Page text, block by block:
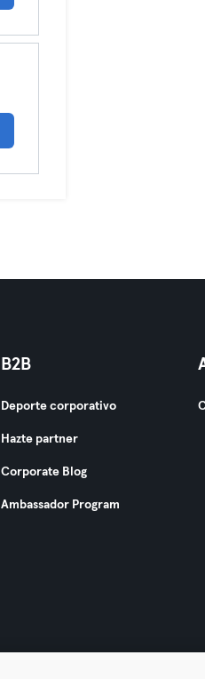
B2B
Deporte corporativo
Hazte partner
Corporate Blog
Ambassador Program